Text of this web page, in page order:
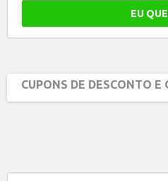
EU
CUPONS DE DESCONTO E